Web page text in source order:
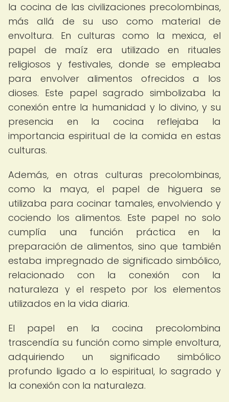
la cocina de las civilizaciones precolombinas,
más allá de su uso como material de
envoltura. En culturas como la mexica, el
papel de maíz era utilizado en rituales
religiosos y festivales, donde se empleaba
para envolver alimentos ofrecidos a los
dioses. Este papel sagrado simbolizaba la
conexión entre la humanidad y lo divino, y su
presencia en la cocina reflejaba la
importancia espiritual de la comida en estas
culturas.
Además, en otras culturas precolombinas,
como la maya, el papel de higuera se
utilizaba para cocinar tamales, envolviendo y
cociendo los alimentos. Este papel no solo
cumplía una función práctica en la
preparación de alimentos, sino que también
estaba impregnado de significado simbólico,
relacionado con la conexión con la
naturaleza y el respeto por los elementos
utilizados en la vida diaria.
El papel en la cocina precolombina
trascendía su función como simple envoltura,
adquiriendo un significado simbólico
profundo ligado a lo espiritual, lo sagrado y
la conexión con la naturaleza.